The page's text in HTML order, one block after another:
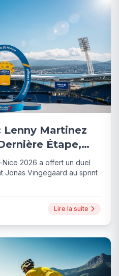
Lenny Martinez
Étape,
2026 a offert un duel
Jonas Vingegaard au sprint
Lire la suite